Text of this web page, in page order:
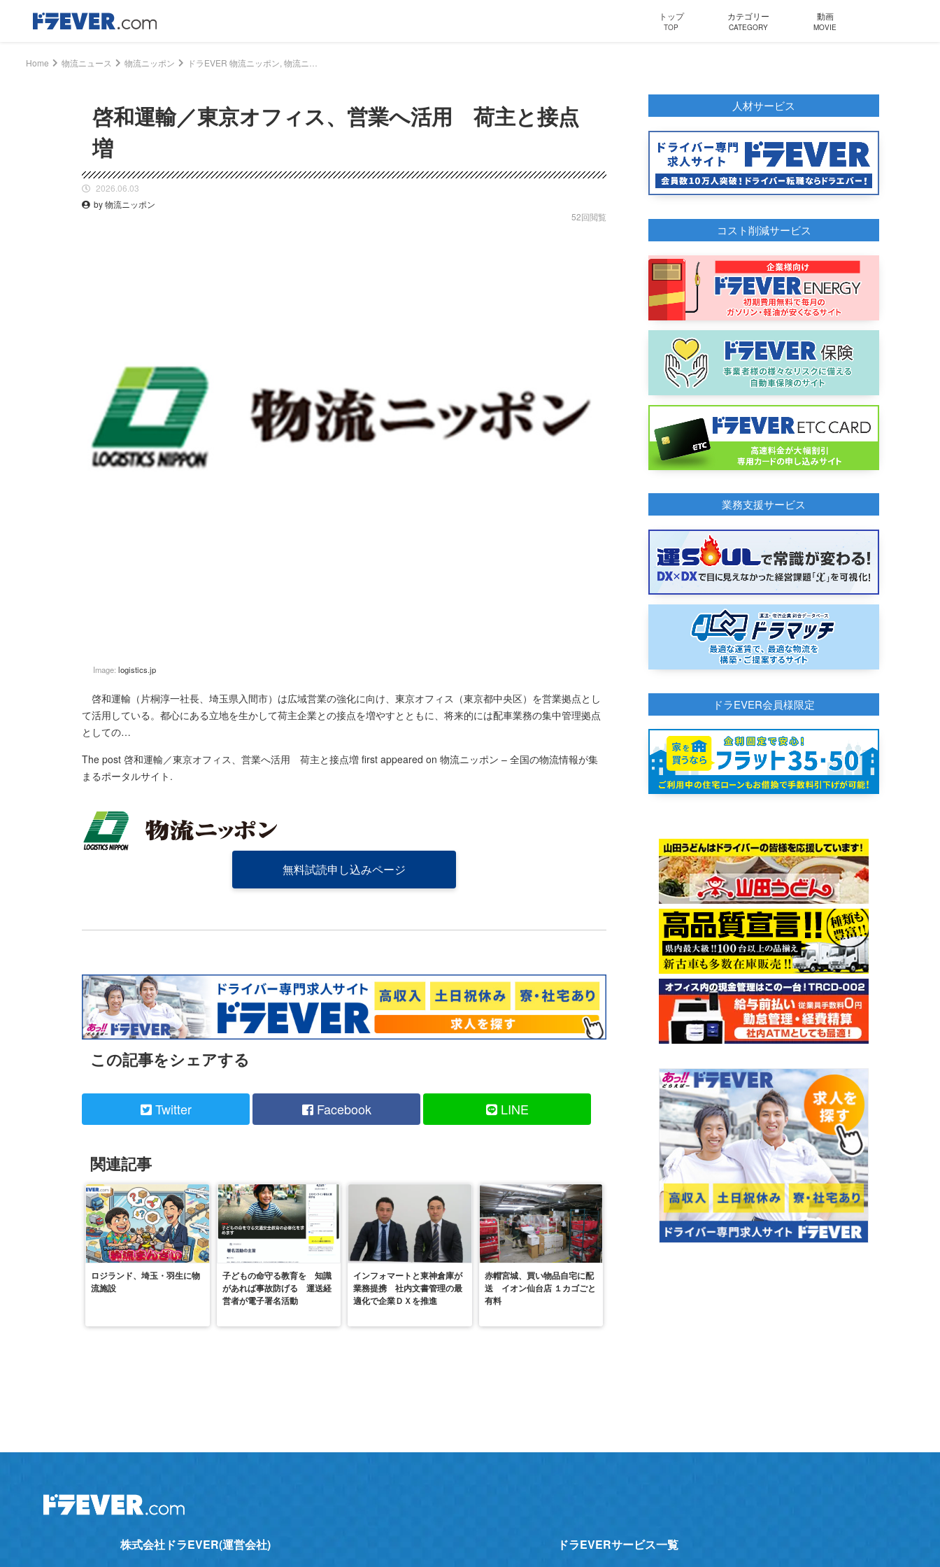
トップ
TOP
カテゴリー
CATEGORY
動画
MOVIE
Home 物流ニュース 物流ニッポン
啓和運輸／東京オフィス、営業へ活用 荷主と接点
増
2026.06.03
by 物流ニッポン
52回閲覧
Image: logistics.jp
啓和運輸（片桐淳一社長、埼玉県入間市）は広域営業の強化に向け、東京オフィス（東京都中央区）を営業拠点とし
て活用している。都心にある立地を生かして荷主企業との接点を増やすとともに、将来的には配車業務の集中管理拠点
としての…
The post 啓和運輸／東京オフィス、営業へ活用 荷主と接点増 first appeared on 物流ニッポン – 全国の物流情報が集
まるポータルサイト .
無料試読申し込みページ
この記事をシェアする
Twitter Facebook LINE
関連記事
ロジランド、埼玉・羽生に物
流施設
子どもの命守る教育を 知識
があれば事故防げる 運送経
営者が電子署名活動
インフォマートと東神倉庫が
業務提携 社内文書管理の最
適化で企業ＤＸを推進
赤帽宮城、買い物品自宅に配
送 イオン仙台店 １カゴごと
有料
人材サービス
コスト削減サービス
業務支援サービス
ドラEVER会員様限定
株式会社ドラEVER(運営会社) ドラEVERサービス一覧